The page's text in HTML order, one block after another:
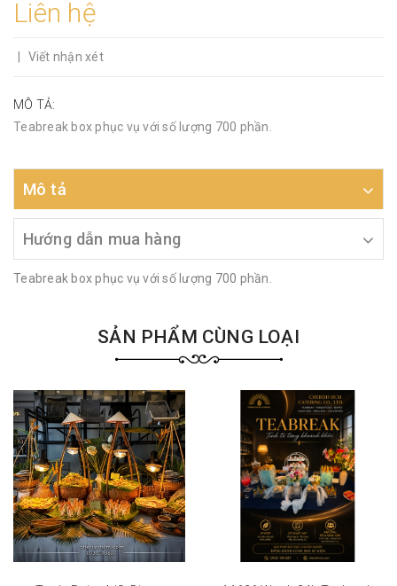
Liên hệ
Viết nhận xét
MÔ TẢ:
Teabreak box phục vụ với số lượng 700 phần.
Mô tả
Hướng dẫn mua hàng
Teabreak box phục vụ với số lượng 700 phần.
SẢN PHẨM CÙNG LOẠI